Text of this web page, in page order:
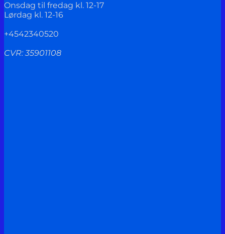
Onsdag til fredag kl. 12-17
Lørdag kl. 12-16
+4542340520
CVR: 35901108